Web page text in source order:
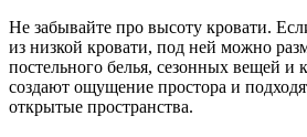
Не забывайте про высоту кровати.
из низкой кровати, под ней можно
постельного белья, сезонных вещей и
создают ощущение простора и
открытые пространства.